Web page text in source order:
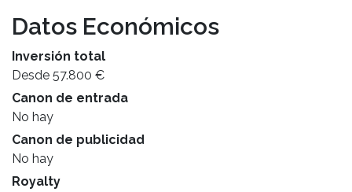
Datos Económicos
Inversión total
Desde 57.800 €
Canon de entrada
No hay
Canon de publicidad
No hay
Royalty